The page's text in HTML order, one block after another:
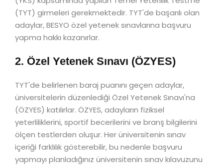
(TYT) girmeleri gerekmektedir. TYT'de başarılı olan
adaylar, BESYO özel yetenek sınavlarına başvuru
yapma hakkı kazanırlar.
2. Özel Yetenek Sınavı (ÖZYES)
TYT'de belirlenen baraj puanını geçen adaylar,
üniversitelerin düzenlediği Özel Yetenek Sınavı'na
(ÖZYES) katılırlar. ÖZYES, adayların fiziksel
yeterliliklerini, sportif becerilerini ve branş bilgilerini
ölçen testlerden oluşur. Her üniversitenin sınav
içeriği farklılık gösterebilir, bu nedenle başvuru
yapmayı planladığınız üniversitenin sınav kılavuzunu